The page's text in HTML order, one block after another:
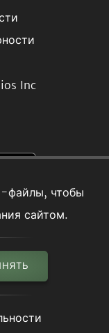
файлы, чтобы
сайтом.
Inc